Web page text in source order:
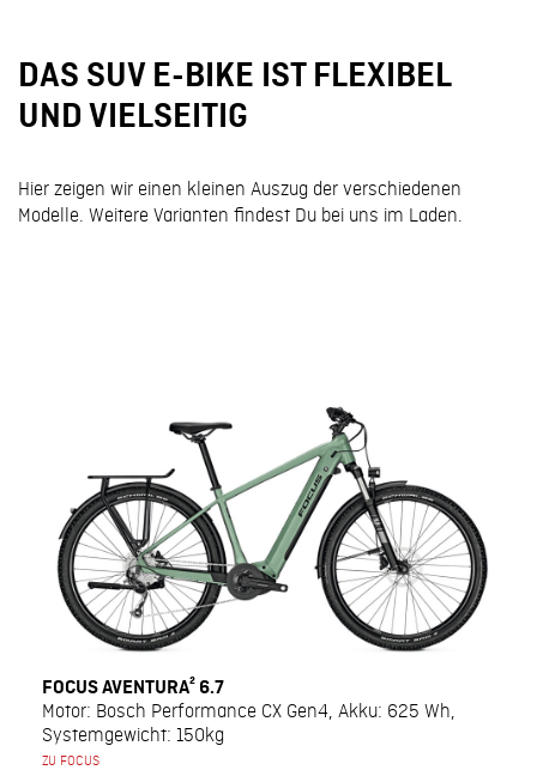
DAS SUV E-BIKE IST FLEXIBEL
UND VIELSEITIG
Hier zeigen wir einen kleinen Auszug der verschiedenen
Modelle. Weitere Varianten findest Du bei uns im Laden.
FOCUS AVENTURA² 6.7
Motor: Bosch Performance CX Gen4, Akku: 625 Wh,
Systemgewicht: 150kg
ZU FOCUS